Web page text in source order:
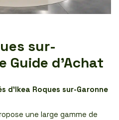
sur-
Guide d’Achat
d’Ikea Roques sur-Garonne
une large gamme de